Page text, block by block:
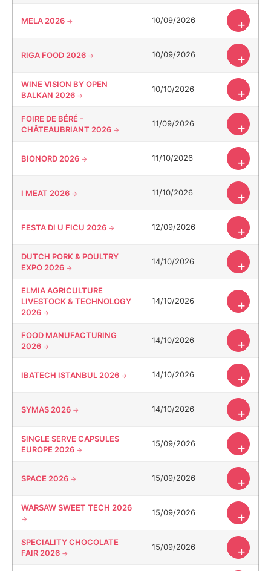
MELA 2026 10/09/2026 +
RIGA FOOD 2026 10/09/2026 +
WINE VISION BY OPEN
BALKAN 2026
10/10/2026 +
FOIRE DE BÉRÉ -
CHÂTEAUBRIANT 2026
11/09/2026 +
BIONORD 2026 11/10/2026 +
I MEAT 2026 11/10/2026 +
FESTA DI U FICU 2026 12/09/2026 +
DUTCH PORK & POULTRY
EXPO 2026
14/10/2026 +
ELMIA AGRICULTURE
LIVESTOCK & TECHNOLOGY
2026
14/10/2026 +
FOOD MANUFACTURING
2026
14/10/2026 +
IBATECH ISTANBUL 2026 14/10/2026 +
SYMAS 2026 14/10/2026 +
SINGLE SERVE CAPSULES
EUROPE 2026
15/09/2026 +
SPACE 2026 15/09/2026 +
WARSAW SWEET TECH 2026 15/09/2026 +
SPECIALITY CHOCOLATE
FAIR 2026
15/09/2026 +